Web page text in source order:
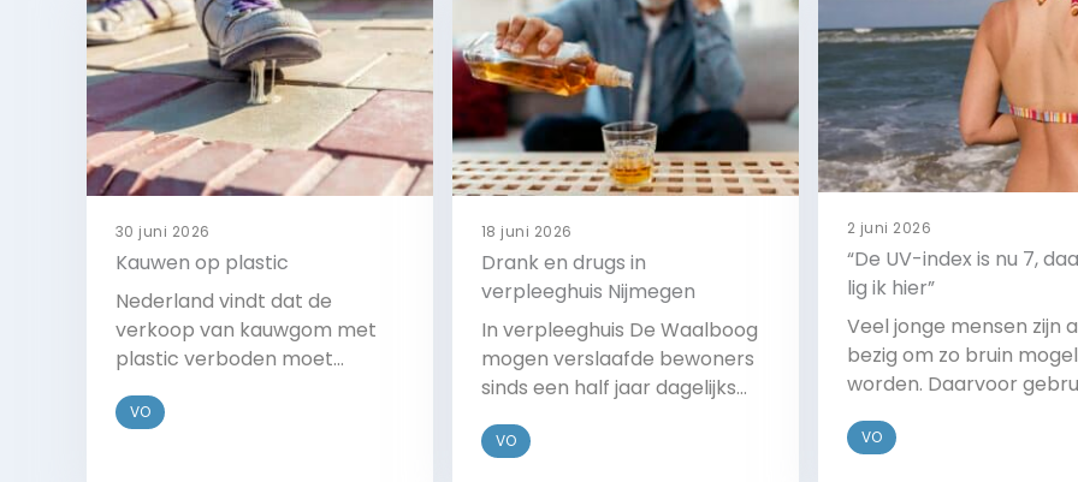
30 juni 2026
Kauwen op plastic
Nederland vindt dat de
verkoop van kauwgom met
plastic verboden moet
EU dit gaat regelen in de
VO
18 juni 2026
Drank en drugs in
verpleeghuis Nijmegen
In verpleeghuis De Waalboog
mogen verslaafde bewoners
sinds een half jaar dagelijks
gebruiken. Deze verslaafde
VO
2 juni 2026
“De UV-index is nu 7,
lig ik hier”
Veel jonge mensen zijn
bezig om zo bruin
worden. Daarvoor
geeft de sterkte van de
VO